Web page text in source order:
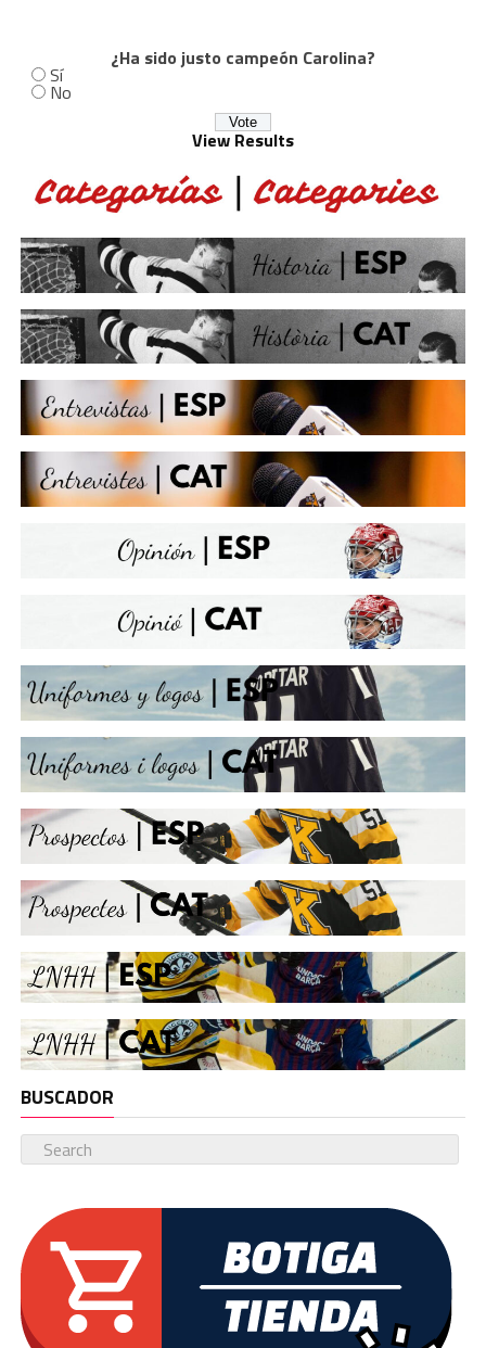
¿Ha sido justo campeón Carolina?
Sí
No
View Results
BUSCADOR